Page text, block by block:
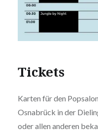
Tickets
Karten für den
Osnabrück in der
oder allen anderen